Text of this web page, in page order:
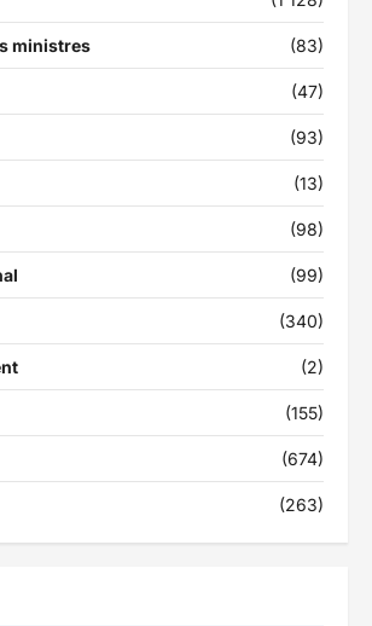
ministres (83)
(47)
(93)
(13)
(98)
(99)
(340)
(2)
(155)
(674)
(263)